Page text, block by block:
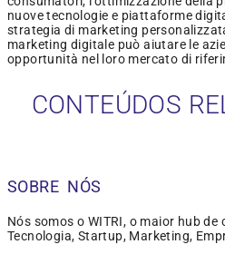
nuove tecnologie e piattaforme
strategia di marketing
marketing digitale può aiutare le
opportunità nel loro mercato di
CONTEÚDOS
SOBRE NÓS
Nós somos o WITRI, o maior hub
Tecnologia, Startup, Marketing,